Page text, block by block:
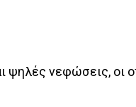
ψηλές νεφώσεις, οι